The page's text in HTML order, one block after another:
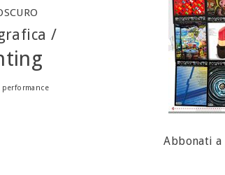
/
Abbonati a